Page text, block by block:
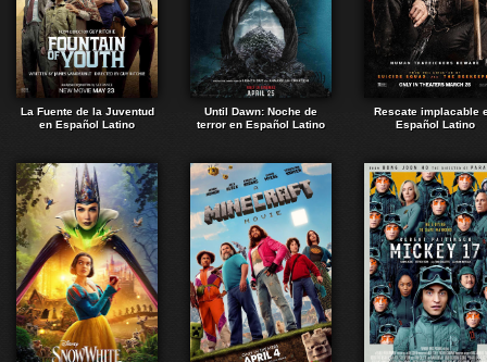
La Fuente de la Juventud
en Español Latino
Until Dawn: Noche de
terror en Español Latino
Rescate implacable
Español Latino